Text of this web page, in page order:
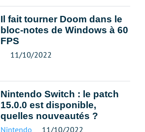
Il fait tourner Doom dans le
bloc-notes de Windows à 60
FPS
11/10/2022
Nintendo Switch : le patch
15.0.0 est disponible,
quelles nouveautés ?
Nintendo 11/10/2022